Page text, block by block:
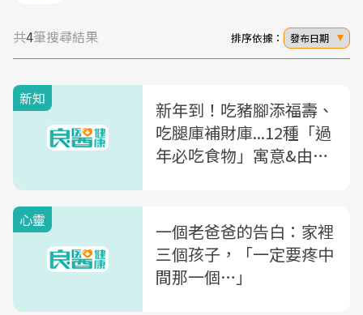
共4筆搜尋結果 排序依據： 發布日期
新知
新年到！吃豬腳添福壽、
吃腿庫補財庫...12種「過
年必吃食物」寓意&由來
心靈
一個老爸爸的告白：家裡
三個孩子，「一定要疼中
間那一個…」